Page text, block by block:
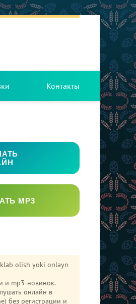
Контакты
MP3
olish yoki onlayn
и mp3-новинок.
онлайн в